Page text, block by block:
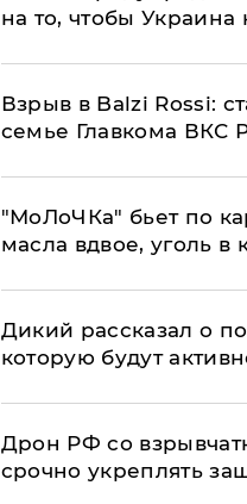
на то, чтобы Украина
Взрыв в Balzi Rossi:
семье Главкома ВКС
​"МоЛоЧКа" бьет по
масла вдвое, уголь в
Дикий рассказал о
которую будут
​Дрон РФ со
срочно укреплять